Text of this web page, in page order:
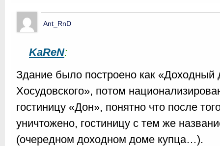
Ant_RnD
KaReN:
Здание было построено как «Доходный
Хосудовского», потом
гостиницу «Дон», понятно что после
уничтожено, гостиницу с тем же
(очередном доходном доме купца…).